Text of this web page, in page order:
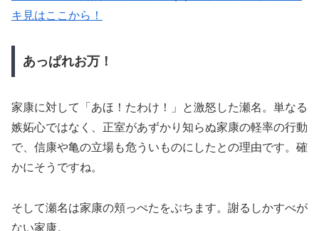
キ見はここから！
あっぱれお万！
家康に対して「あほ！たわけ！」と激怒した瀬名。単なる
嫉妬心ではなく、正室があずかり知らぬ家康の軽率の行動
で、信康や亀の立場も危ういものにしたとの理由です。確
かにそうですね。
そして瀬名は家康の頬っぺたをぶちます。謝るしかすべが
ない家康。